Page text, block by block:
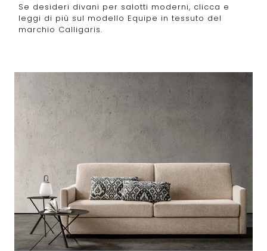
Se desideri divani per salotti moderni, clicca e
leggi di più sul modello Equipe in tessuto del
marchio Calligaris.